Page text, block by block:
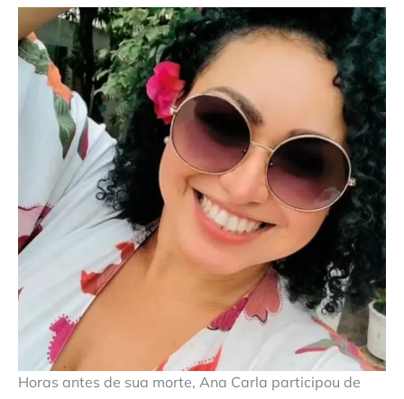
Horas antes de sua morte, Ana Carla participou de